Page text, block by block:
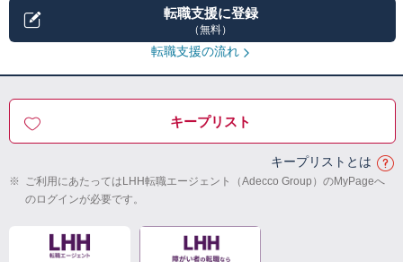
転職支援に登録
（無料）
転職支援の流れ
キープリスト
キープリストとは
※ ご利用にあたってはLHH転職エージェント（Adecco Group）のMyPageへ
のログインが必要です。